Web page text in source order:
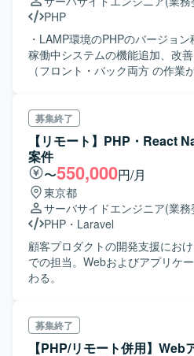
PHP
・LAMP環境のPHPのバージョン
稼働中システムの機能追加、改
（フロント・バック両方 の作
募集終了
【リモート】PHP・React
案件
〜550,000円/月
東京都
サーバサイドエンジニア(業
PHP ・ Laravel
顧客プロダクトの開発支援にお
での担当。Webおよびアプリケ
わる。
募集終了
【PHP/リモート併用】